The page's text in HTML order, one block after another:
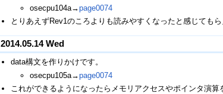
osecpu104a→page0074
とりあえずRev1のころよりも読みやすくなったと感じても
2014.05.14 Wed
data構文を作りかけです。
osecpu105a→page0074
これができるようになったらメモリアクセスやポインタ演